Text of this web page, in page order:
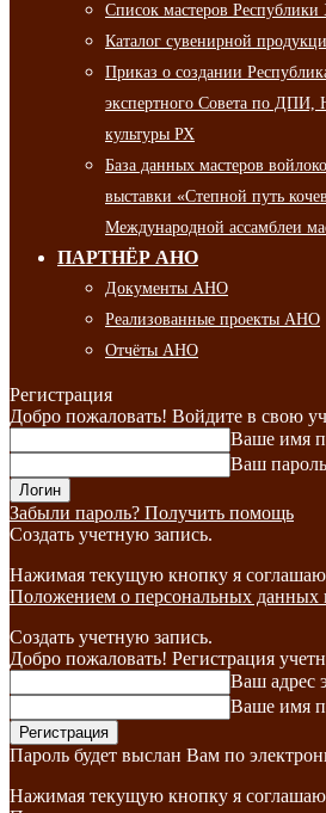
Список мастеров Республики
Каталог сувенирной
Приказ о создании
экспертного Совета по
культуры РХ
База данных мастеров
выставки «Степной путь
Международной ассамблеи
ПАРТНЁР АНО
Документы АНО
Реализованные проекты АНО
Отчёты АНО
Регистрация
Добро пожаловать! Войдите в свою
Ваше имя
Ваш пароль
Забыли пароль? Получить помощь
Создать учетную запись.
Нажимая текущую кнопку я
Положением о персональных данных
Создать учетную запись.
Добро пожаловать! Регистрация
Ваш адрес
Ваше имя
Пароль будет выслан Вам по
Нажимая текущую кнопку я